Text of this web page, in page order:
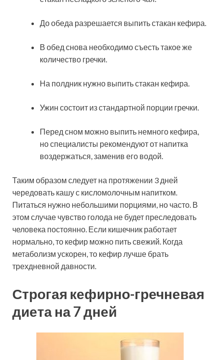
До обеда разрешается выпить стакан кефира.
В обед снова необходимо съесть такое же
количество гречки.
На полдник нужно выпить стакан кефира.
Ужин состоит из стандартной порции гречки.
Перед сном можно выпить немного кефира,
но специалисты рекомендуют от напитка
воздержаться, заменив его водой.
Таким образом следует на протяжении 3 дней
чередовать кашу с кисломолочным напитком.
Питаться нужно небольшими порциями, но часто. В
этом случае чувство голода не будет преследовать
человека постоянно. Если кишечник работает
нормально, то кефир можно пить свежий. Когда
метаболизм ускорен, то кефир лучше брать
трехдневной давности.
Строгая кефирно-гречневая
диета на 7 дней